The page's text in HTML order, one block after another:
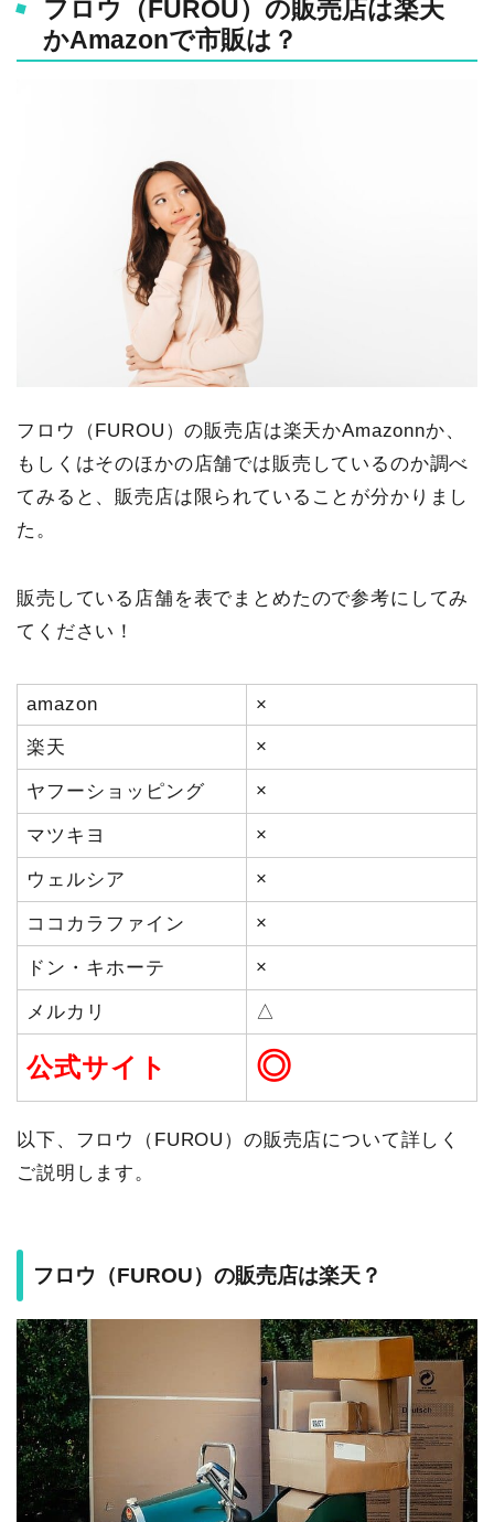
フロウ（FUROU）の販売店は楽天
かAmazonで市販は？
フロウ（FUROU）の販売店は楽天かAmazonnか、
もしくはそのほかの店舗では販売しているのか調べ
てみると、販売店は限られていることが分かりまし
た。
販売している店舗を表でまとめたので参考にしてみ
てください！
amazon ×
楽天 ×
ヤフーショッピング ×
マツキヨ ×
ウェルシア ×
ココカラファイン ×
ドン・キホーテ ×
メルカリ △
公式サイト ◎
以下、フロウ（FUROU）の販売店について詳しく
ご説明します。
フロウ（FUROU）の販売店は楽天？